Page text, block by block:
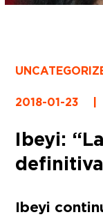
2018-01-23 |
Ibeyi:
Ibeyi